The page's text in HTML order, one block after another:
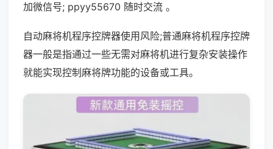
加微信号; ppyy55670 随时交流 。
自动麻将机程序控牌器使用风险;普通麻将机程序控牌
器一般是指通过一些无需对麻将机进行复杂安装操作
就能实现控制麻将牌功能的设备或工具。